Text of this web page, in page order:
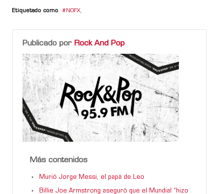
Etiquetado como NOFX,
Publicado por Rock And Pop
Más contenidos
Murió Jorge Messi, el papá de Leo
Billie Joe Armstrong aseguró que el Mundial “hizo